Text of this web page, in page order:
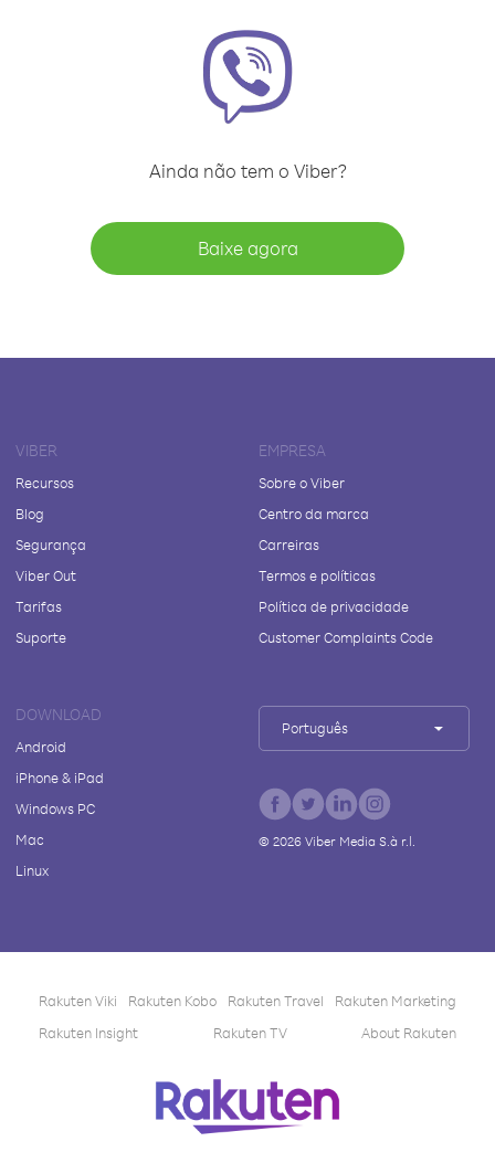
Ainda não tem o Viber?
Baixe agora
VIBER
Recursos
Blog
Segurança
Viber Out
Tarifas
Suporte
EMPRESA
Sobre o Viber
Centro da marca
Carreiras
Termos e políticas
Política de privacidade
Customer Complaints Code
DOWNLOAD
Android
iPhone & iPad
Windows PC
Mac
Linux
Português
© 2026Viber Media S.à r.l.
Rakuten Viki Rakuten Kobo Rakuten Travel
Rakuten Marketing
Rakuten Insight
Rakuten TV About Rakuten